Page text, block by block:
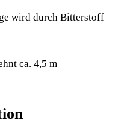
wird durch Bitterstoff
ca. 4,5 m